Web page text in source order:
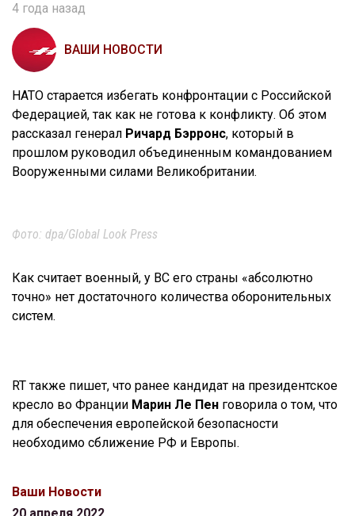
4 года назад
ВАШИ НОВОСТИ
НАТО старается избегать конфронтации с Российской
Федерацией, так как не готова к конфликту. Об этом
рассказал генерал Ричард Бэрронс, который в
прошлом руководил объединенным командованием
Вооруженными силами Великобритании.
Фото: dpa/Global Look Press
Как считает военный, у ВС его страны «абсолютно
точно» нет достаточного количества оборонительных
систем.
RT также пишет, что ранее кандидат на президентское
кресло во Франции Марин Ле Пен говорила о том, что
для обеспечения европейской безопасности
необходимо сближение РФ и Европы.
Ваши Новости